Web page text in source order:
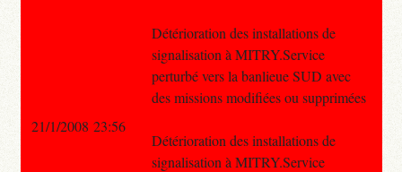
Détérioration des installations de
signalisation à MITRY.Service
perturbé vers la banlieue SUD avec
des missions modifiées ou supprimées
Détérioration des installations de
signalisation à MITRY.Service
21/1/2008 23:56